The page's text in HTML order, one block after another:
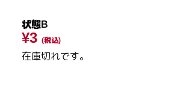
状態B
¥3 (税込)
在庫切れです。